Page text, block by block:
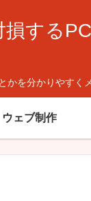
する
かを分かりやすく
ウェブ制作